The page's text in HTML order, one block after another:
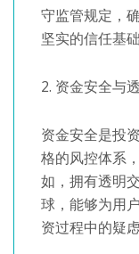
守监管规定，
坚实的信任基础
2. 资金安全与
资金安全是投
格的风控体系
如，拥有透明
球，能够为用
资过程中的疑虑